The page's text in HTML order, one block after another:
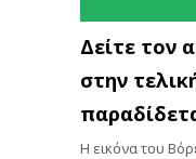
Δείτε τον
στην
Η εικόνα του